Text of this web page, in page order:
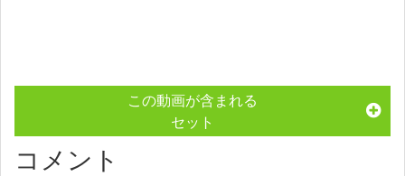
この動画が含まれる
セット
コメント